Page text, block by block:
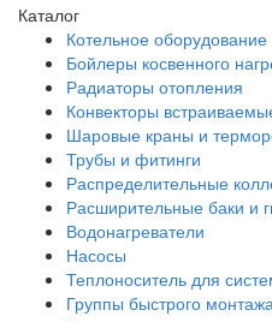
Каталог
Котельное оборудование
Бойлеры косвенного
Радиаторы отопления
Конвекторы
Шаровые краны и
Трубы и фитинги
Распределительные
Расширительные баки и
Водонагреватели
Насосы
Теплоноситель для
Группы быстрого монтажа